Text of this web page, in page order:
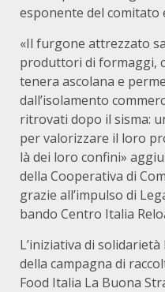
esponente del comitato
«Il furgone attrezzato
produttori di formaggi,
tenera ascolana e
dall’isolamento
ritrovati dopo il sisma:
per valorizzare il loro
là dei loro confini»
della Cooperativa di
grazie all’impulso di
bando Centro Italia
L’iniziativa di
della campagna di
Food Italia La Buona